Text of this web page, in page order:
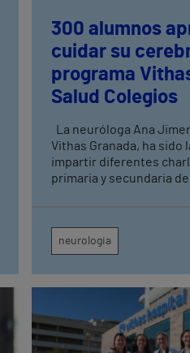
300 alumnos
cuidar su
programa
Salud Colegios
Vithas Granada, ha sido
impartir diferentes
primaria y secundaria
neurologia